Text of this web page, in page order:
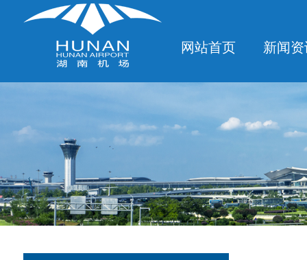
网站首页 新闻